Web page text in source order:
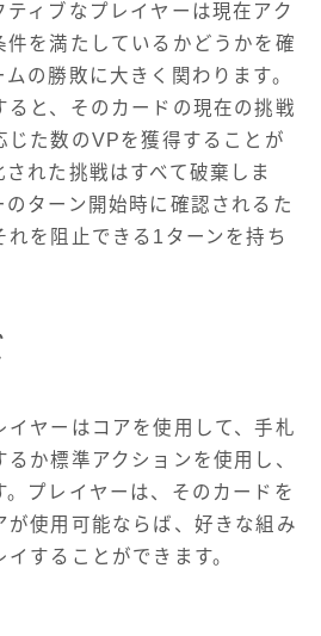
ティブなプレイヤーは現在アク
件を満たしているかどうかを確
の勝敗に大きく関わります。
ると、そのカードの現在の挑戦
じた数のVPを獲得することが
れた挑戦はすべて破棄しま
ターン開始時に確認されるた
れを阻止できる1ターンを持ち
イヤーはコアを使用して、手札
か標準アクションを使用し、
プレイヤーは、そのカードを
が使用可能ならば、好きな組み
することができます。